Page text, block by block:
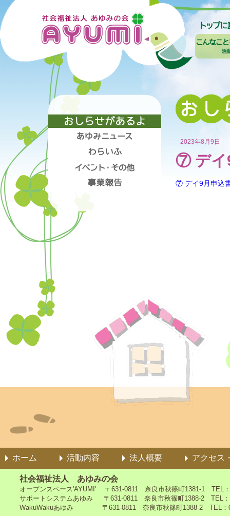
2023年8月9日
⑦ デイ
⑦ デイ9月申込
ホーム 活動内容 法人概要 アクセス
社会福祉法人 あゆみの会
オープンスペース'AYUMI' 〒631-0811 奈良市秋篠町1381-1 TEL
サポートシステムあゆみ 〒631-0811 奈良市秋篠町1388-2 TEL：
WakuWakuあゆみ 〒631-0811 奈良市秋篠町1388-2 TEL：